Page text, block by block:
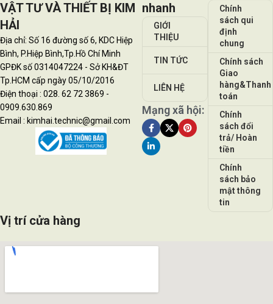
VẬT TƯ VÀ THIẾT BỊ KIM
HẢI
Địa chỉ: Số 16 đường số 6, KDC Hiệp
Bình, P.Hiệp Bình,Tp.Hồ Chí Minh
GPĐK số 0314047224 - Sở KH&ĐT
Tp.HCM cấp ngày 05/10/2016
Điện thoại : 028. 62 72 3869 -
0909.630.869
Email : kimhai.technic@gmail.com
nhanh
GIỚI
THIỆU
TIN TỨC
LIÊN HỆ
Mạng xã hội:
Chính
sách qui
định
chung
Chính sách
Giao
hàng&Thanh
toán
Chính
sách đổi
trả/ Hoàn
tiền
Chính
sách bảo
mật thông
tin
Vị trí cửa hàng